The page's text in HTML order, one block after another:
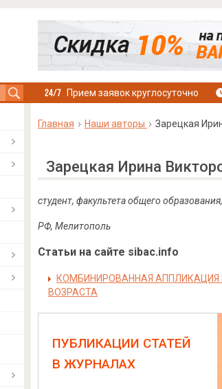
Прием заявок круглосуточно
Главная Наши авторы Зарецкая
Зарецкая Ирина
студент, факультета общего
РФ, Мелитополь
Статьи на сайте sibac.info
КОМБИНИРОВАННАЯ
ВОЗРАСТА
ПУБЛИКАЦИИ СТАТЕЙ
В ЖУРНАЛАХ